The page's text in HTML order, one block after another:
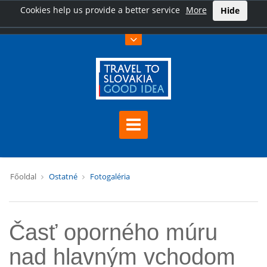
Cookies help us provide a better service More Hide
Főoldal Ostatné Fotogaléria
Časť oporného múru
nad hlavným vchodom